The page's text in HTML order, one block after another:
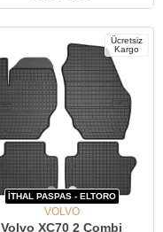
İTHAL PASPAS - ELTORO
Ücretsiz
Kargo
VOLVO
Volvo XC70 2 Combi